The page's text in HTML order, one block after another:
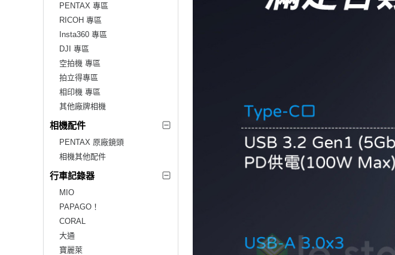
PENTAX 專區
RICOH 專區
Insta360 專區
DJI 專區
空拍機 專區
拍立得專區
相印機 專區
其他廠牌相機
相機配件
PENTAX 原廠鏡頭
相機其他配件
行車記錄器
MIO
PAPAGO！
CORAL
大通
寶麗萊